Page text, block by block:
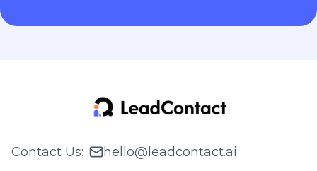
Contact Us:
hello@leadcontact.ai